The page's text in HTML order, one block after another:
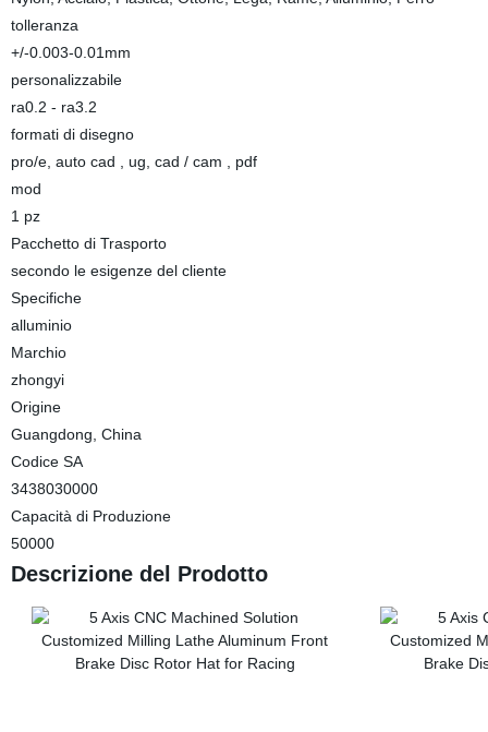
tolleranza
+/-0.003-0.01mm
personalizzabile
ra0.2 - ra3.2
formati di disegno
pro/e, auto cad , ug, cad / cam , pdf
mod
1 pz
Pacchetto di Trasporto
secondo le esigenze del cliente
Specifiche
alluminio
Marchio
zhongyi
Origine
Guangdong, China
Codice SA
3438030000
Capacità di Produzione
50000
Descrizione del Prodotto